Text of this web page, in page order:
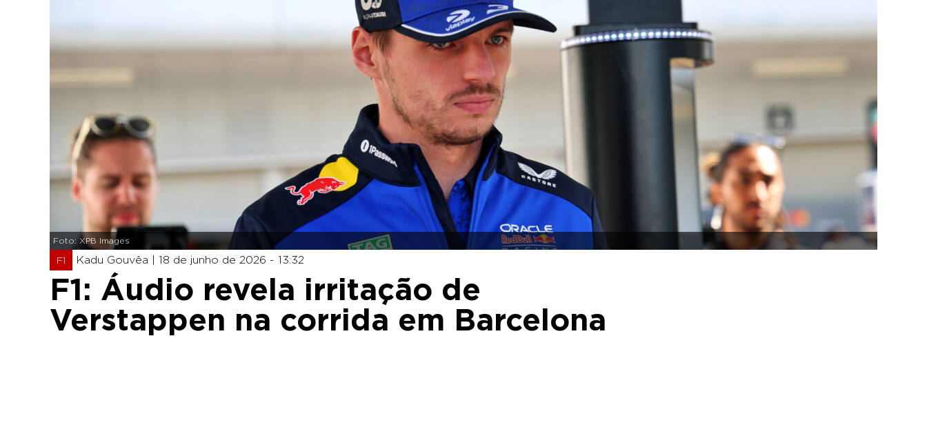
Foto: XPB Images
F1 Kadu Gouvêa | 18 de junho de 2026 - 13:32
F1: Áudio revela irritação de
Verstappen na corrida em Barcelona